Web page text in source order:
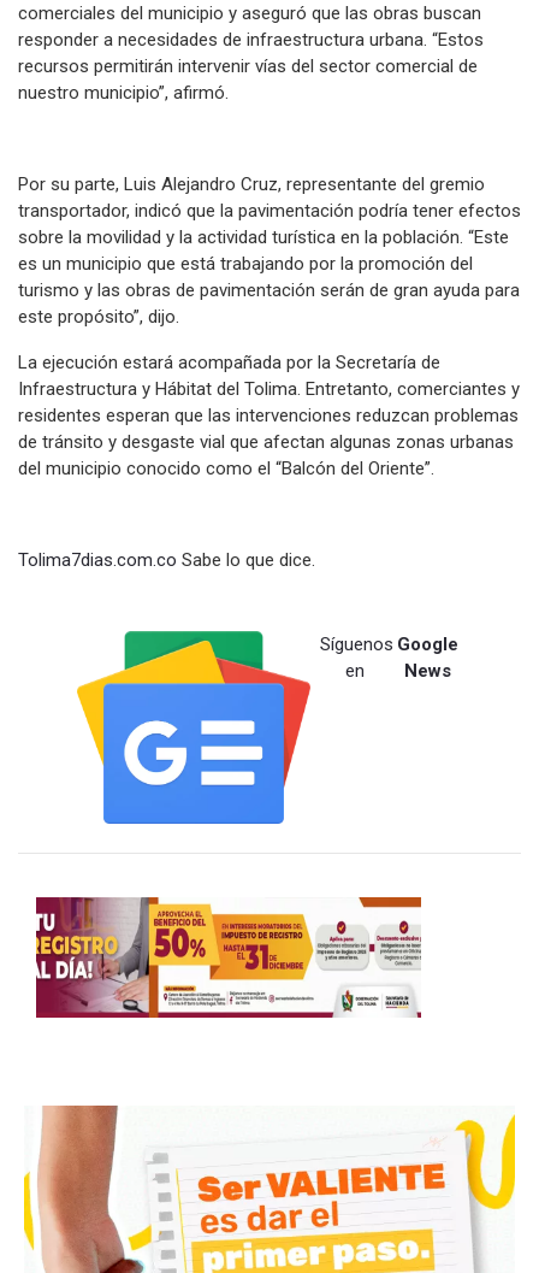
comerciales del municipio y aseguró que las obras buscan
responder a necesidades de infraestructura urbana. “Estos
recursos permitirán intervenir vías del sector comercial de
nuestro municipio”, afirmó.
Por su parte, Luis Alejandro Cruz, representante del gremio
transportador, indicó que la pavimentación podría tener efectos
sobre la movilidad y la actividad turística en la población. “Este
es un municipio que está trabajando por la promoción del
turismo y las obras de pavimentación serán de gran ayuda para
este propósito”, dijo.
La ejecución estará acompañada por la Secretaría de
Infraestructura y Hábitat del Tolima. Entretanto, comerciantes y
residentes esperan que las intervenciones reduzcan problemas
de tránsito y desgaste vial que afectan algunas zonas urbanas
del municipio conocido como el “Balcón del Oriente”.
Tolima7dias.com.co Sabe lo que dice.
Síguenos
en
Google
News